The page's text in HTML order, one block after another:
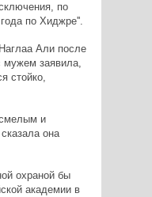
по
по Хиджре''.
Али после
мужем заявила,
стойко,
и
она
охраной бы
академии в